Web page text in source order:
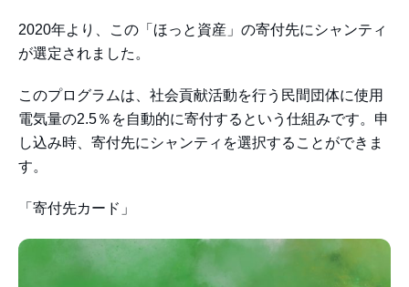
2020年より、この「ほっと資産」の寄付先にシャンティ
が選定されました。
このプログラムは、社会貢献活動を行う民間団体に使用
電気量の2.5％を自動的に寄付するという仕組みです。申
し込み時、寄付先にシャンティを選択することができま
す。
「寄付先カード」